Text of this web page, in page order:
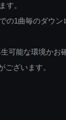
す。
1曲毎のダウ
能な環境かお
ざいます。